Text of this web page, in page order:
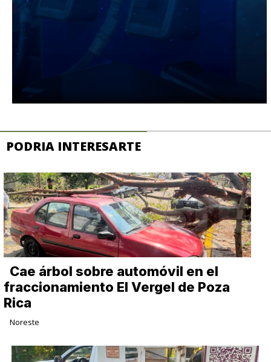
PODRIA INTERESARTE
Cae árbol sobre automóvil en el
fraccionamiento El Vergel de Poza
Rica
Noreste